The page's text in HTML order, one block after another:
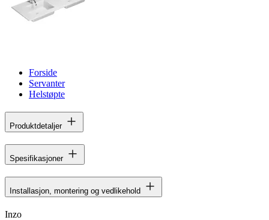
Forside
Servanter
Helstøpte
Produktdetaljer
Spesifikasjoner
Installasjon, montering og vedlikehold
Inzo